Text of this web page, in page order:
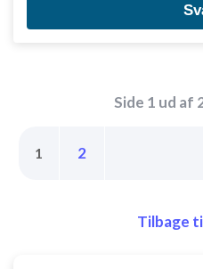
Side 1 ud af
1 2
Tilbage
Bruge præcise geografiske
Ikke-IAB-behandlingsformål: